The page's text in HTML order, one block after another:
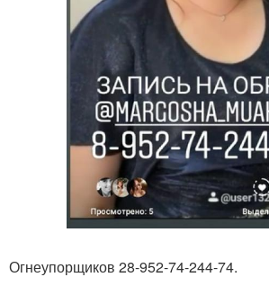
Огнеупорщиков 28-952-74-244-74.